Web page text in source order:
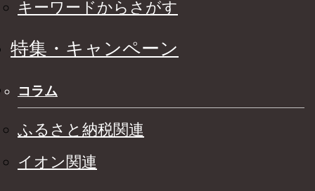
キーワードからさがす
特集・キャンペーン
コラム
ふるさと納税関連
イオン関連